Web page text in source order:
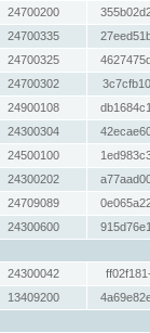
24700200
24700335
24700325
24700302
24900108
24300304
24500100
24300202
24709089
24300600
24300042
13409200